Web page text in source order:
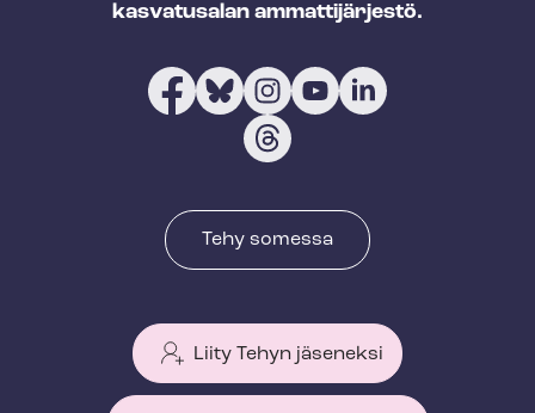
kasvatusalan ammattijärjestö.
Tehy somessa
Liity Tehyn jäseneksi